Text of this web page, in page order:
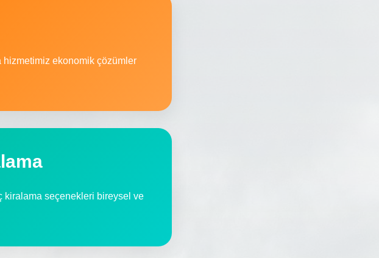
hizmetimiz ekonomik çözümler
kiralama seçenekleri bireysel ve